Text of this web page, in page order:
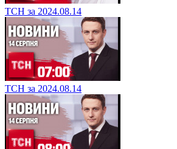
ТСН за 2024.08.14
ТСН за 2024.08.14